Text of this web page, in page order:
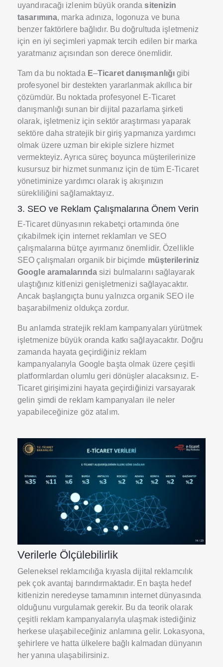
uyandıracağı izlenim büyük orandasitenizin
tasarımına, marka adınıza, logonuza ve buna
benzer faktörlere bağlıdır. Bu doğrultuda işletmeniz
için en iyi seçimleri yapmak tercih edilen bir marka
yaratmanız açısından son derece önemlidir.
Tam da bu noktada E–Ticaret danışmanlığıgibi
profesyonel bir destekten yararlanmak akıllıca bir
çözümdür. Bu noktada profesyonel E-Ticaret
danışmanlığı sunan bir dijital pazarlama şirketi
olarak, işletmeniz için sektör araştırması yaparak
sektöre daha stratejik bir giriş yapmanıza yardımcı
olmak üzere uzman bir ekiple sizlere hizmet
vermekteyiz. Ayrıca süreç boyunca müşterilerinize
kusursuz bir hizmet sunmanız için de tüm E-Ticaret
yönetiminize yardımcı olarak iş akışınızın
sürekliliğini sağlamaktayız.
3. SEO ve Reklam Çalışmalarına Önem Verin
E-Ticaret dünyasının rekabetçi ortamında öne
çıkabilmek için internet reklamları ve SEO
çalışmalarına bütçe ayırmanız önemlidir. Özellikle
SEO çalışmaları organik bir biçimde müşterileriniz
Google aramalarındasizi bulmalarını sağlayarak
ulaştığınız kitlenizi genişletmenizi sağlayacaktır.
Ancak başlangıçta bunu yalnızca organik SEO ile
başarabilmeniz oldukça zordur.
Bu anlamda stratejik reklam kampanyaları yürütmek
işletmenize büyük oranda katkı sağlayacaktır. Doğru
zamanda hayata geçirdiğiniz reklam
kampanyalarıyla Google başta olmak üzere çeşitli
platformlardan olumlu geri dönüşler alacaksınız. E-
Ticaret girişimizini hayata geçirdiğinizi varsayarak
gelin şimdi de reklam kampanyaları ile neler
yapabileceğinize göz atalım.
Verilerle Ölçülebilirlik
Geleneksel reklamcılığa kıyasla dijital reklamcılık
pek çok avantaj barındırmaktadır. En başta hedef
kitlenizin neredeyse tamamının internet dünyasında
olduğunu vurgulamak gerekir. Bu da teorik olarak
çeşitli reklam kampanyalarıyla ulaşmak istediğiniz
herkese ulaşabileceğiniz anlamına gelir. Lokasyona,
şehirlere ve hatta ülkelere bağlı kalmadan dünyanın
her yanına ulaşabilirsiniz.